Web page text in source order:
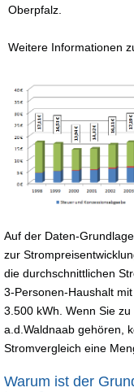
Oberpfalz.
Weitere Informationen
Auf der Daten-
zur
die durchschnittlichen
3-Personen-Haushalt
3.500 kWh. Wenn Sie
a.d.Waldnaab gehören,
Stromvergleich eine
Warum ist der